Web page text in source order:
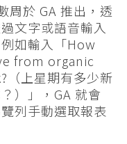
周於 GA 推出，透
文字或語音輸入
如輸入「How
from organic
上星期有多少新
）」，GA 就會
列手動選取報表